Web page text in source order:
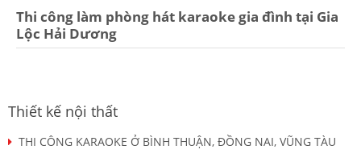
Thi công làm phòng hát karaoke gia đình tại Gia
Lộc Hải Dương
Thiết kế nội thất
THI CÔNG KARAOKE Ở BÌNH THUẬN, ĐỒNG NAI, VŨNG TÀU